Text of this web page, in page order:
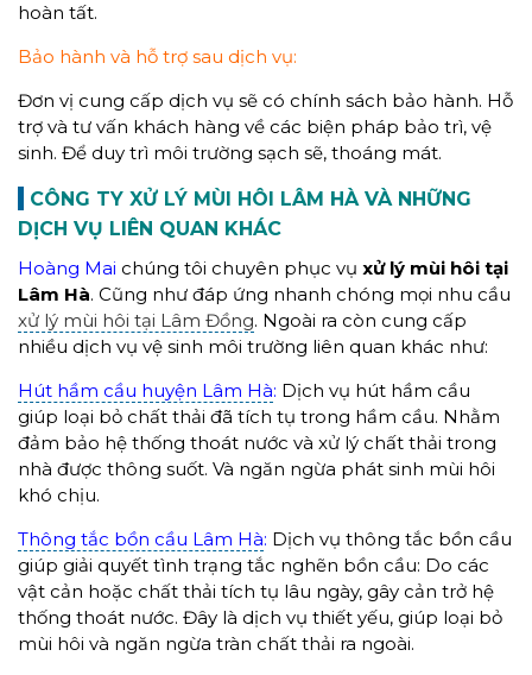
hoàn tất.
Bảo hành và hỗ trợ sau dịch vụ:
Đơn vị cung cấp dịch vụ sẽ có chính sách bảo hành. Hỗ
trợ và tư vấn khách hàng về các biện pháp bảo trì, vệ
sinh. Để duy trì môi trường sạch sẽ, thoáng mát.
CÔNG TY XỬ LÝ MÙI HÔI LÂM HÀVÀ NHỮNG
DỊCH VỤ LIÊN QUAN KHÁC
Hoàng Mai chúng tôi chuyên phục vụ xử lý mùi hôi tại
Lâm Hà. Cũng như đáp ứng nhanh chóng mọi nhu cầu
xử lý mùi hôi tại Lâm Đồng. Ngoài ra còn cung cấp
nhiều dịch vụ vệ sinh môi trường liên quan khác như:
Hút hầm cầu huyện Lâm Hà: Dịch vụ hút hầm cầu
giúp loại bỏ chất thải đã tích tụ trong hầm cầu. Nhằm
đảm bảo hệ thống thoát nước và xử lý chất thải trong
nhà được thông suốt. Và ngăn ngừa phát sinh mùi hôi
khó chịu.
Thông tắc bồn cầu Lâm Hà: Dịch vụ thông tắc bồn cầu
giúp giải quyết tình trạng tắc nghẽn bồn cầu: Do các
vật cản hoặc chất thải tích tụ lâu ngày, gây cản trở hệ
thống thoát nước. Đây là dịch vụ thiết yếu, giúp loại bỏ
mùi hôi và ngăn ngừa tràn chất thải ra ngoài.